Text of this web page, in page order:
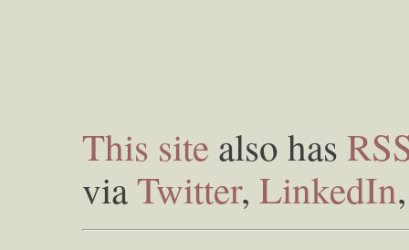
This site also has
viaTwitter, LinkedIn